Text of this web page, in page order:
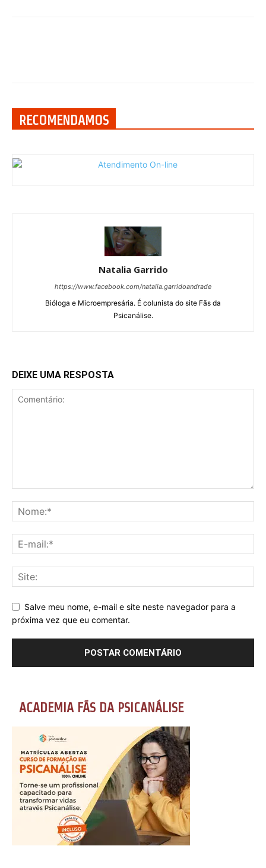
RECOMENDAMOS
Natalia Garrido
https://www.facebook.com/natalia.garridoandrade
Bióloga e Microempresária. É colunista do site Fãs da
Psicanálise.
DEIXE UMA RESPOSTA
Salve meu nome, e-mail e site neste navegador para a
próxima vez que eu comentar.
ACADEMIA FÃS DA PSICANÁLISE